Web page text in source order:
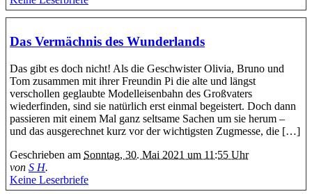
Das Vermächnis des Wunderlands
Das gibt es doch nicht! Als die Geschwister Olivia, Bruno und
Tom zusammen mit ihrer Freundin Pi die alte und längst
verschollen geglaubte Modelleisenbahn des Großvaters
wiederfinden, sind sie natürlich erst einmal begeistert. Doch dann
passieren mit einem Mal ganz seltsame Sachen um sie herum –
und das ausgerechnet kurz vor der wichtigsten Zugmesse, die […]
Geschrieben am Sonntag, 30. Mai 2021 um 11:55 Uhr
von S H.
Keine Leserbriefe